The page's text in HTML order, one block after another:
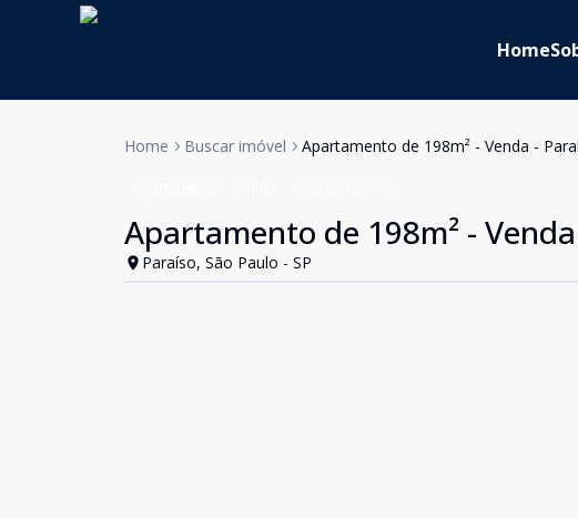
Home
Home Buscar imóvel Apartamento de 198m² - Venda -
Apartamento de 198m² -
Paraíso, São Paulo - SP